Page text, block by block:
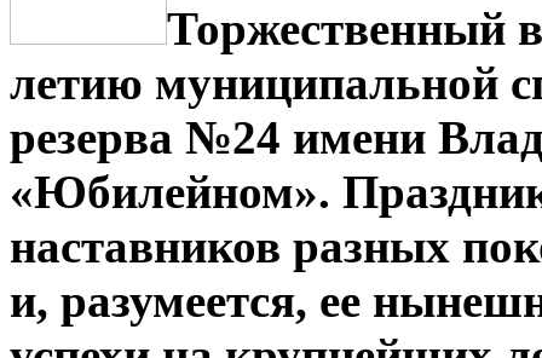
Торжественный
летию муниципальной
резерва №24 имени
«Юбилейном».
наставников разных
и, разумеется, ее